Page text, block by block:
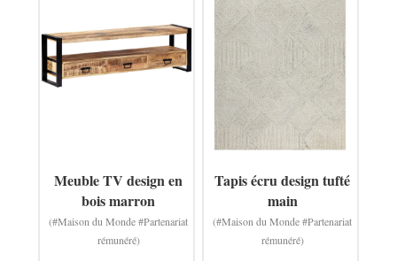
Meuble TV design en
bois marron
(#Maison du Monde #Partenariat
rémunéré)
Tapis écru design tufté
main
(#Maison du Monde #Partenariat
rémunéré)